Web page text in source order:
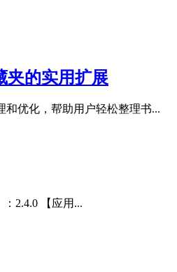
夹的实用扩展
和优化，帮助用户轻松整理书...
2.4.0 【应用...